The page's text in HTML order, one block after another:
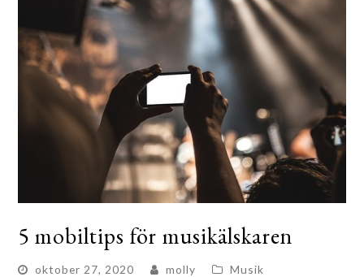
5 mobiltips för musikälskaren
oktober 27, 2020 molly Musik